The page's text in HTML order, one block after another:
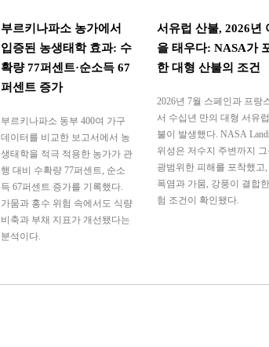
부르키나파소 농가에서
입증된 농생태학 효과: 수
확량 77퍼센트·순소득 67
퍼센트 증가
부르키나파소 동부 400여 가구
데이터를 비교한 보고서에서 농
생태학을 적극 적용한 농가가 관
행 대비 수확량 77퍼센트, 순소
득 67퍼센트 증가를 기록했다.
가뭄과 홍수 위험 속에서도 식량
비축과 부채 지표가 개선됐다는
분석이다.
서유럽 산불, 2026년
을 태우다: NASA가
한 대형 산불의 조건
2026년 7월 스페인과 프랑
서 수십년 만의 대형 서유
불이 발생했다. NASA
위성은 저수지 주변까지 그
광범위한 피해를 포착했고,
폭염과 가뭄, 강풍이 결합
험 조건이 확인됐다.